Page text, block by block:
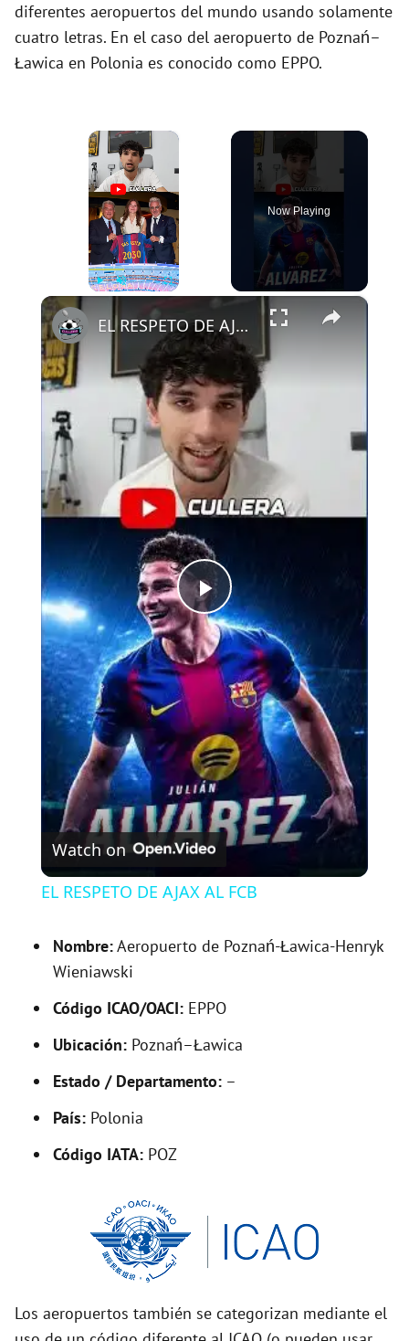
diferentes aeropuertos del mundo usando solamente
cuatro letras. En el caso del aeropuerto de Poznań–
Ławica en Polonia es conocido como EPPO.
×
Now Playing
×
P
l
a
y
V
i
d
e
o
EL RESPETO DE AJAX AL FCB
Watch on
EL RESPETO DE AJAX AL FCB
Nombre:Aeropuerto de Poznań-Ławica-Henryk
Wieniawski
Código ICAO/OACI: EPPO
Ubicación: Poznań–Ławica
Estado / Departamento: –
País: Polonia
Código IATA: POZ
Los aeropuertos también se categorizan mediante el